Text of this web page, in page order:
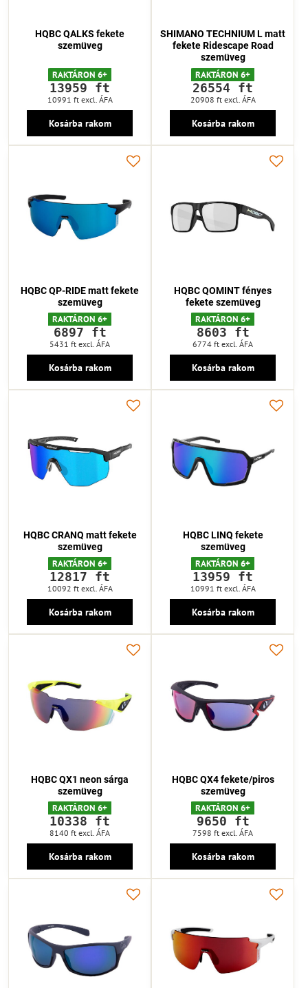
HQBC QALKS fekete
szemüveg
RAKTÁRON 6+
13959 ft
10991 ft excl. ÁFA
Kosárba rakom
SHIMANO TECHNIUM L matt
fekete Ridescape Road
szemüveg
RAKTÁRON 6+
26554 ft
20908 ft excl. ÁFA
Kosárba rakom
HQBC QP-RIDE matt fekete
szemüveg
RAKTÁRON 6+
6897 ft
5431 ft excl. ÁFA
Kosárba rakom
HQBC QOMINT fényes
fekete szemüveg
RAKTÁRON 6+
8603 ft
6774 ft excl. ÁFA
Kosárba rakom
HQBC CRANQ matt fekete
szemüveg
RAKTÁRON 6+
12817 ft
10092 ft excl. ÁFA
Kosárba rakom
HQBC LINQ fekete
szemüveg
RAKTÁRON 6+
13959 ft
10991 ft excl. ÁFA
Kosárba rakom
HQBC QX1 neon sárga
szemüveg
RAKTÁRON 6+
10338 ft
8140 ft excl. ÁFA
Kosárba rakom
HQBC QX4 fekete/piros
szemüveg
RAKTÁRON 6+
9650 ft
7598 ft excl. ÁFA
Kosárba rakom